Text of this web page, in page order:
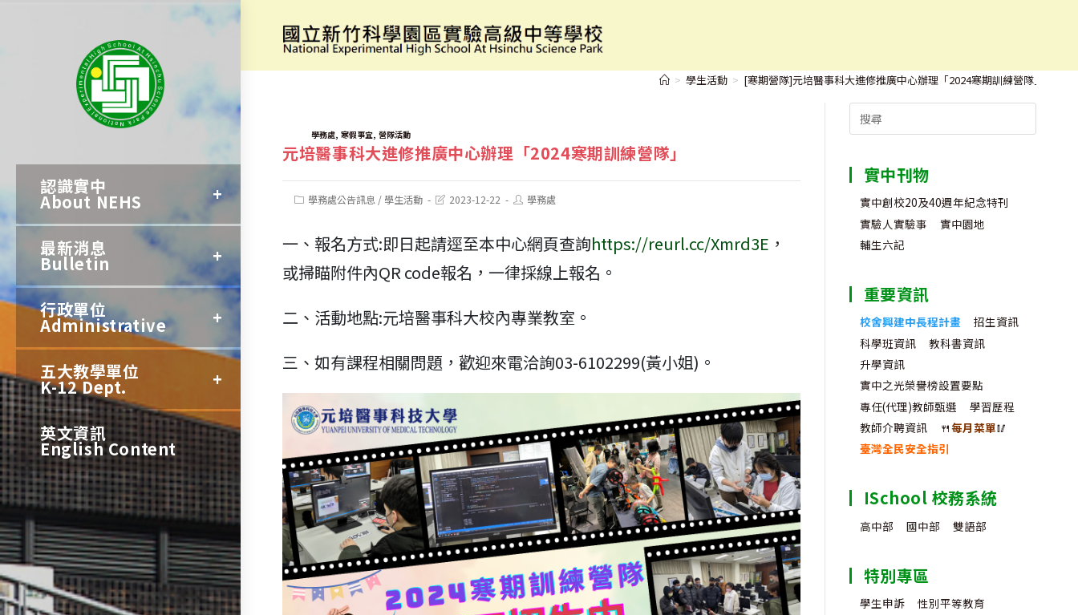
跳
至
主
要
認識實中
About NEHS
最新消息
Bulletin
行政單位
Administrative
五大教學單位
K-12 Dept.
英文資訊
English Content
[寒期營隊]元培醫事科大進修推廣中心辦理「2024寒期訓練營隊」
> 學生活動 > [寒期營隊]元培醫事科大進修推廣中心辦理「2024寒期訓練營隊」
TAGS:學務處, 寒假事宜, 營隊活動
元培醫事科大進修推廣中心辦理「2024寒期訓練營隊」
Post學務處公告訊息 / 學生活動
Post2023-12-22
Post學務處
一、報名方式:即日起請逕至本中心網頁查詢https://reurl.cc/Xmrd3E ，
或掃瞄附件內QR code報名，一律採線上報名。
二、活動地點:元培醫事科大校內專業教室。
三、如有課程相關問題，歡迎來電洽詢03-6102299(黃小姐)。
Search
for:
實中刊物
實中創校20及40週年紀念特刊
實驗人實驗事
實中園地
輔生六記
重要資訊
校舍興建中長程計畫
招生資訊
科學班資訊
教科書資訊
升學資訊
實中之光榮譽榜設置要點
專任(代理)教師甄選
學習歷程
教師介聘資訊
🍴每月菜單🥢
臺灣全民安全指引
ISchool 校務系統
高中部 國中部 雙語部
特別專區
學生申訴
性別平等教育